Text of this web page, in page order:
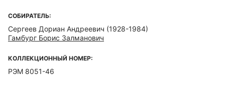
СОБИРАТЕЛЬ:
Сергеев Дориан Андреевич (1928-1984)
Гамбург Борис Залманович
КОЛЛЕКЦИОННЫЙ НОМЕР:
РЭМ 8051-46